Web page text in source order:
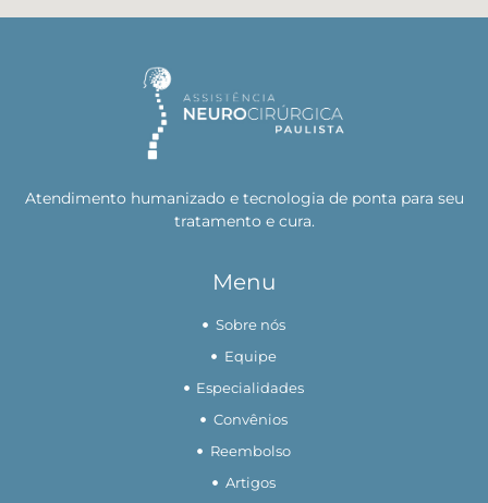
Atendimento humanizado e tecnologia de ponta para seu
tratamento e cura.
Menu
Sobre nós
Equipe
Especialidades
Convênios
Reembolso
Artigos